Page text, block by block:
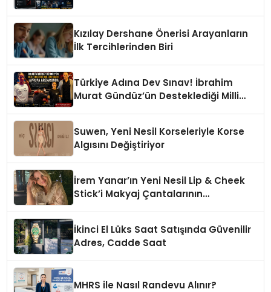
Kızılay Dershane Önerisi Arayanların
İlk Tercihlerinden Biri
Türkiye Adına Dev Sınav! İbrahim
Murat Gündüz’ün Desteklediği Milli
Suwen, Yeni Nesil Korseleriyle Korse
Algısını Değiştiriyor
İrem Yanar’ın Yeni Nesil Lip & Cheek
Stick’i Makyaj Çantalarının
İkinci El Lüks Saat Satışında Güvenilir
Adres, Cadde Saat
MHRS ile Nasıl Randevu Alınır?